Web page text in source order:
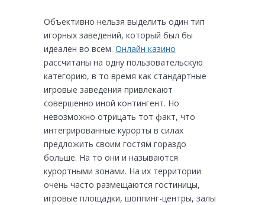
Объективно нельзя выделить один тип
игорных заведений, который был бы
идеален во всем. Онлайн казино
рассчитаны на одну пользовательскую
категорию, в то время как стандартные
игровые заведения привлекают
совершенно иной контингент. Но
невозможно отрицать тот факт, что
интегрированные курорты в силах
предложить своим гостям гораздо
больше. На то они и называются
курортными зонами. На их территории
очень часто размещаются гостиницы,
игровые площадки, шоппинг-центры, залы